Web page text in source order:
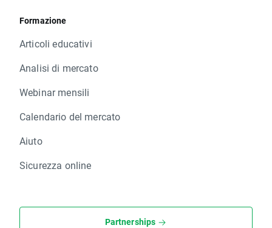
Formazione
Articoli educativi
Analisi di mercato
Webinar mensili
Calendario del mercato
Aiuto
Sicurezza online
Partnerships